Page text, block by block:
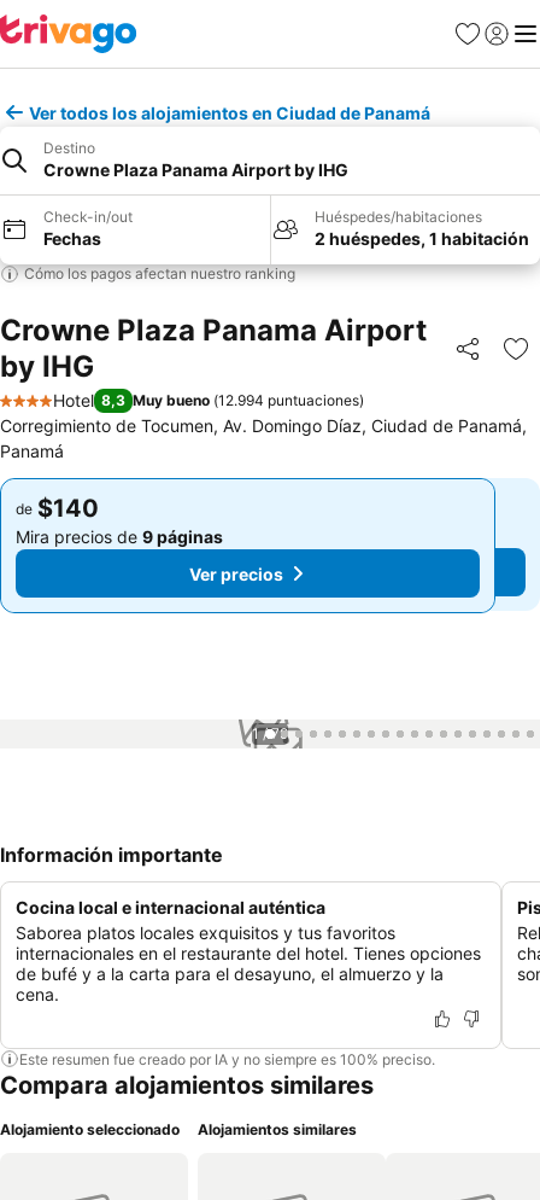
Favoritos
Iniciar
Ver todos los alojamientos en Ciudad de Panamá
Destino
Crowne Plaza Panama Airport by IHG
Check-in/out
Fechas
Huéspedes/habitaciones
2 huéspedes, 1 habitación
Cómo los pagos afectan nuestro ranking
Crowne Plaza Panama Airport
by IHG
Compartir
4 Estrellas
Hotel 8,3 Muy bueno (12.994 puntuaciones)
Corregimiento de Tocumen, Av. Domingo Díaz, Ciudad de Panamá,
Panamá
de $140
Mira precios de 9 páginas
Ver precios
de $140
Mira precios de 9 páginas
Ver precios
1 / 79
Información importante
Cocina local e internacional auténtica
Saborea platos locales exquisitos y tus favoritos
internacionales en el restaurante del hotel. Tienes opciones
de bufé y a la carta para el desayuno, el almuerzo y la
cena.
Este resumen fue creado por IA y no siempre es 100% preciso.
Compara alojamientos similares
Alojamiento seleccionado Alojamientos similares